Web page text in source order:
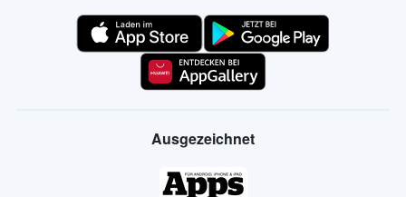
Ausgezeichnet